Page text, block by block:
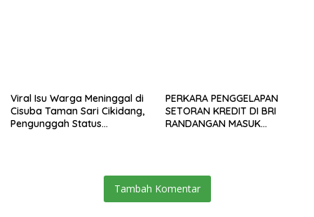
Viral Isu Warga Meninggal di
Cisuba Taman Sari Cikidang,
Pengunggah Status
PERKARA PENGGELAPAN
SETORAN KREDIT DI BRI
RANDANGAN MASUK
Tambah Komentar